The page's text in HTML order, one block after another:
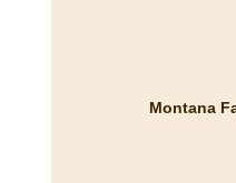
Montana